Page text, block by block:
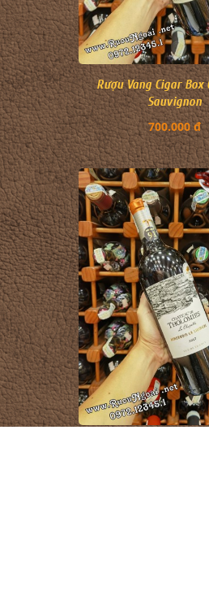
Rượu Vang Cigar Box
Sauvignon
700.000 đ